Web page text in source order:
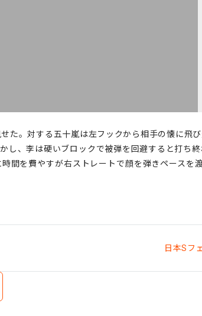
。対する五十嵐は左フックから相手の懐に飛び
、李は硬いブロックで被弾を回避すると打ち
間を費やすが右ストレートで顔を弾きペースを
日本Sフ